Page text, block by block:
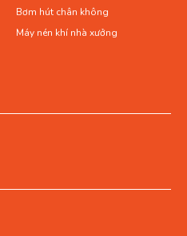
Bơm hút chân không
Máy nén khí nhà xưởng